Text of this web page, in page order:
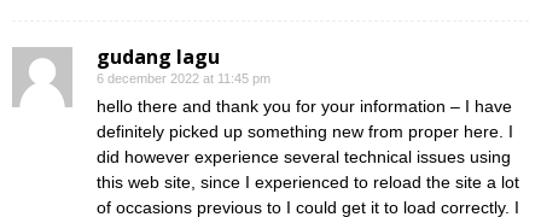
gudang lagu
6 december 2022 at 11:45 pm
hello there and thank you for your information – I have
definitely picked up something new from proper here. I
did however experience several technical issues using
this web site, since I experienced to reload the site a lot
of occasions previous to I could get it to load correctly. I